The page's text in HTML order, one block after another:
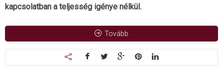
kapcsolatban a teljesség igénye nélkül.
Tovább